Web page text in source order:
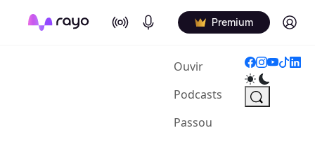
On Air Podcasts Premium Log in
Ouvir(current)
Podcasts
Passou